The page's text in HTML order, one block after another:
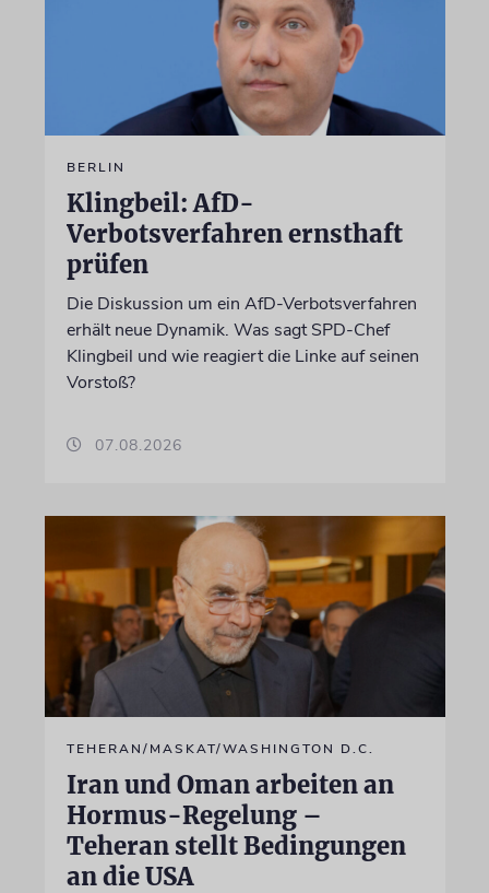
BERLIN
Klingbeil: AfD-
Verbotsverfahren ernsthaft
prüfen
Die Diskussion um ein AfD-Verbotsverfahren
erhält neue Dynamik. Was sagt SPD-Chef
Klingbeil und wie reagiert die Linke auf seinen
Vorstoß?
07.08.2026
TEHERAN/MASKAT/WASHINGTON D.C.
Iran und Oman arbeiten an
Hormus-Regelung –
Teheran stellt Bedingungen
an die USA